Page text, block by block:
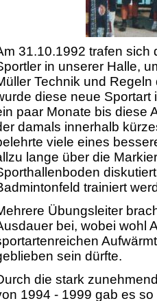
31.10.1992 trafen sich
in unserer Halle,
Technik und
diese neue Sportart
paar Monate bis diese
damals innerhalb
viele eines
lange über die
trainiert
Übungsleiter
bei, wobei wohl
sein dürfte.
die stark
1994 - 1999 gab es